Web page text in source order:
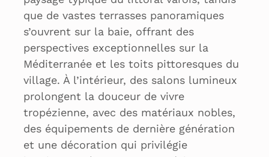
que de vastes terrasses panoramiques
s’ouvrent sur la baie, offrant des
perspectives exceptionnelles sur la
Méditerranée et les toits pittoresques du
village. À l’intérieur, des salons lumineux
prolongent la douceur de vivre
tropézienne, avec des matériaux nobles,
des équipements de dernière génération
et une décoration qui privilégie